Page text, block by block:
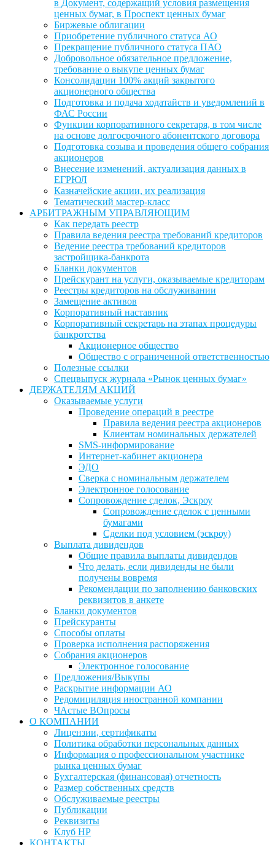
в Документ, содержащий условия размещения
ценных бумаг, в Проспект ценных бумаг
Биржевые облигации
Приобретение публичного статуса АО
Прекращение публичного статуса ПАО
Добровольное обязательное предложение,
требование о выкупе ценных бумаг
Консолидации 100% акций закрытого
акционерного общества
Подготовка и подача ходатайств и уведомлений в
ФАС России
Функции корпоративного секретаря, в том числе
на основе долгосрочного абонентского договора
Подготовка созыва и проведения общего собрания
акционеров
Внесение изменений, актуализация данных в
ЕГРЮЛ
Казначейские акции, их реализация
Тематический мастер-класс
АРБИТРАЖНЫМ УПРАВЛЯЮЩИМ
Как передать реестр
Правила ведения реестра требований кредиторов
Ведение реестра требований кредиторов
застройщика-банкрота
Бланки документов
Прейскурант на услуги, оказываемые кредиторам
Реестры кредиторов на обслуживании
Замещение активов
Корпоративный наставник
Корпоративный секретарь на этапах процедуры
банкротства
Акционерное общество
Общество с ограниченной ответственностью
Полезные ссылки
Спецвыпуск журнала «Рынок ценных бумаг»
ДЕРЖАТЕЛЯМ АКЦИЙ
Оказываемые услуги
Проведение операций в реестре
Правила ведения реестра акционеров
Клиентам номинальных держателей
SMS-информирование
Интернет-кабинет акционера
ЭДО
Сверка с номинальным держателем
Электронное голосование
Сопровождение сделок, Эскроу
Сопровождение сделок с ценными
бумагами
Сделки под условием (эскроу)
Выплата дивидендов
Общие правила выплаты дивидендов
Что делать, если дивиденды не были
получены вовремя
Рекомендации по заполнению банковских
реквизитов в анкете
Бланки документов
Прейскуранты
Способы оплаты
Проверка исполнения распоряжения
Собрания акционеров
Электронное голосование
Предложения/Выкупы
Раскрытие информации АО
Редомициляция иностранной компании
ЧАстые ВОпросы
О КОМПАНИИ
Лицензии, сертификаты
Политика обработки персональных данных
Информация о профессиональном участнике
рынка ценных бумаг
Бухгалтерская (финансовая) отчетность
Размер собственных средств
Обслуживаемые реестры
Публикации
Реквизиты
Клуб НР